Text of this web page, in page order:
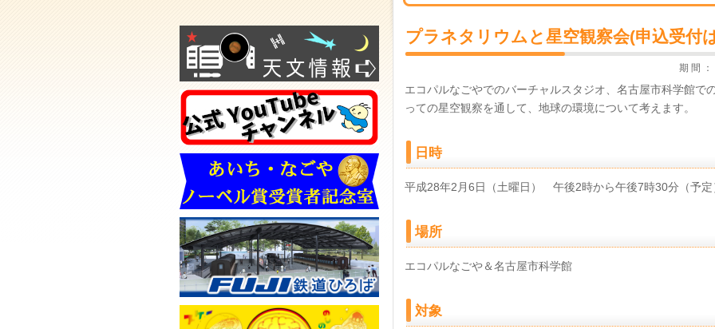
プラネタリウムと星空観察会(申込受付
期 間
エコパルなごやでのバーチャルスタジオ、名古屋市科学館で
っての星空観察を通して、地球の環境について考えます。
日時
平成28年2月6日（土曜日） 午後2時から午後7時30分（予定
場所
エコパルなごや＆名古屋市科学館
対象